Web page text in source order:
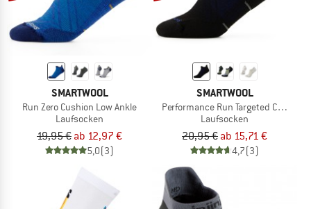
SMARTWOOL
Run Zero Cushion Low Ankle
Laufsocken
19,95 € ab 12,97 €
5,0(3)
SMARTWOOL
Performance Run Targeted Cushion
Laufsocken
20,95 € ab 15,71 €
4,7(3)